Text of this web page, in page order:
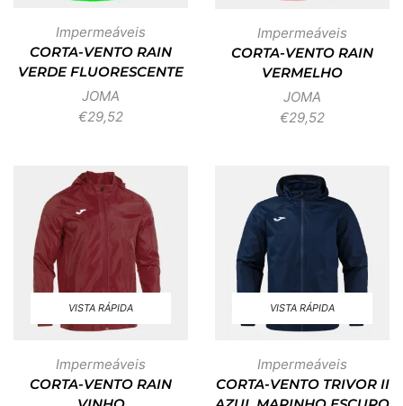
Impermeáveis
CORTA-VENTO RAIN
VERDE FLUORESCENTE
JOMA
€29,52
Impermeáveis
CORTA-VENTO RAIN
VERMELHO
JOMA
€29,52
VISTA RÁPIDA
Impermeáveis
CORTA-VENTO RAIN
VISTA RÁPIDA
Impermeáveis
CORTA-VENTO TRIVOR II